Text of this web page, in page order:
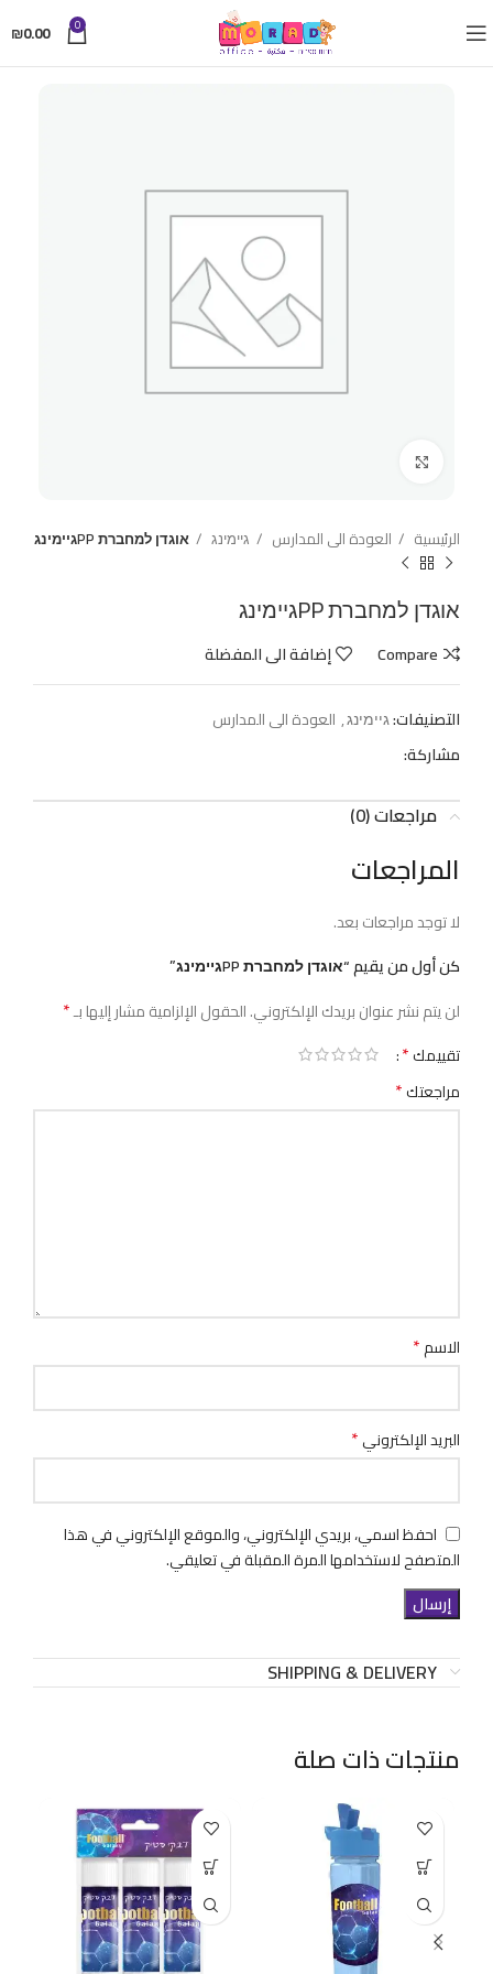
0
₪0.00
الرئيسية العودة الى المدارس גיימינג אוגדן למחברת PPגיימינג
אוגדן למחברת PPגיימינג
Compare إضافة الى المفضلة
التصنيفات:גיימינג, العودة الى المدارس
مشاركة:
مراجعات (0)
المراجعات
لا توجد مراجعات بعد.
كن أول من يقيم “אוגדן למחברת PPגיימינג”
لن يتم نشر عنوان بريدك الإلكتروني.الحقول الإلزامية مشار إليها بـ*
تقييمك*
مراجعتك*
الاسم*
البريد الإلكتروني*
احفظ اسمي، بريدي الإلكتروني، والموقع الإلكتروني في هذا
المتصفح لاستخدامها المرة المقبلة في تعليقي.
SHIPPING & DELIVERY
منتجات ذات صلة